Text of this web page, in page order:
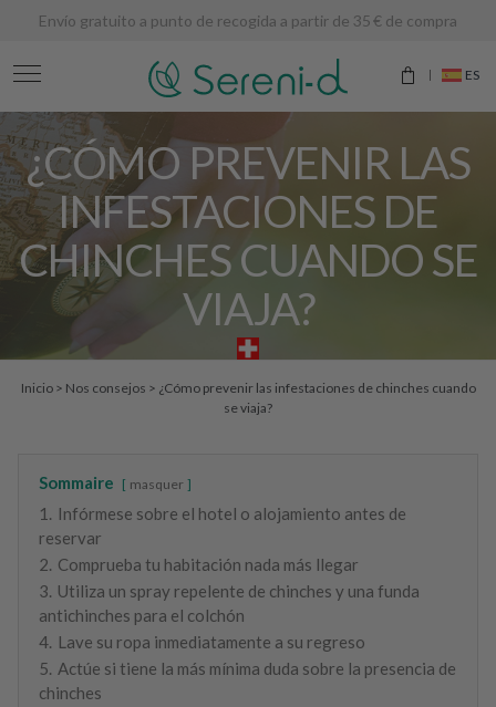
Envío gratuito a punto de recogida a partir de 35 € de compra
ES
¿CÓMO PREVENIR LAS
INFESTACIONES DE
CHINCHES CUANDO SE
VIAJA?
Inicio> Nos consejos > ¿Cómo prevenir las infestaciones de chinches cuando
se viaja?
Sommaire masquer
1. Infórmese sobre el hotel o alojamiento antes de
reservar
2. Comprueba tu habitación nada más llegar
3. Utiliza un spray repelente de chinches y una funda
antichinches para el colchón
4. Lave su ropa inmediatamente a su regreso
5. Actúe si tiene la más mínima duda sobre la presencia de
chinches